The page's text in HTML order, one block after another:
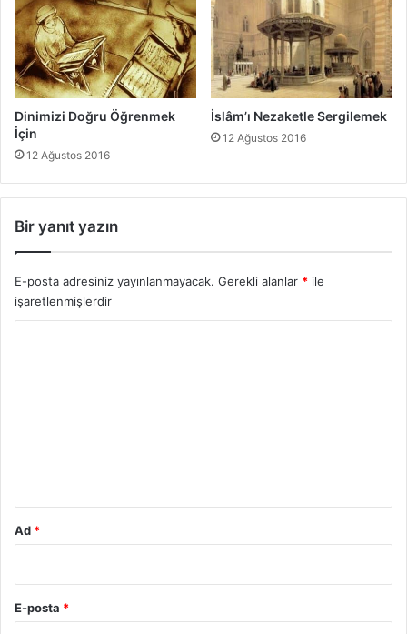
Dinimizi Doğru Öğrenmek
İçin
12 Ağustos 2016
İslâm’ı Nezaketle Sergilemek
12 Ağustos 2016
Bir yanıt yazın
E-posta adresiniz yayınlanmayacak. Gerekli alanlar * ile
işaretlenmişlerdir
Ad *
E-posta *